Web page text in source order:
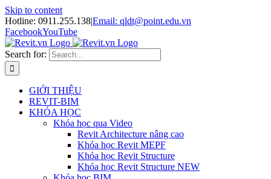
Skip to content
Hotline: 0911.255.138|Email: qldt@point.edu.vn
FacebookYouTube
Search for:
GIỚI THIỆU
REVIT-BIM
KHÓA HỌC
Khóa học qua Video
Revit Architecture nâng cao
Khóa học Revit MEPF
Khóa học Revit Structure
Khóa học Revit Structure NEW